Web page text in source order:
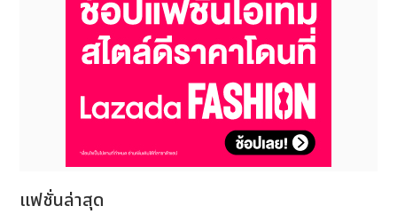
คอลเลกชันJim Thompson x Zee NuNew
จำหน่ายแล้ววันนี้ที่จิม ทอมป์สัน แฟล็กชิป สโตร์ ถนน
สุรวงศ์, จิม ทอมป์สัน ไอคอนิก สโตร์ ณ จิม ทอมป์สัน เฮอ
ริเทจ ควอเตอร์ ซอยเกษมสันต์ 2, สยามพารากอน,
เซ็นทรัลเวิลด์, ไอคอนสยาม, เอ็มควอเทียร์, วัน แบงค็อก
และช่องทางออนไลน์ที่ jimthompson.com สำหรับ
ข้อมูลเพิ่มเติม สามารถติดตามได้ที่
@jimthompson.official บน Instagram และ
@jimthompsonth บน X
แฟชั่นล่าสุด